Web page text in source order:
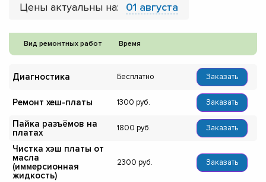
Цены актуальны на: 01 августа
Вид ремонтных работ Время
Диагностика Бесплатно Заказать
Ремонт хеш-платы 1300 Заказать
Пайка разъёмов на
платах
1800 Заказать
Чистка хэш платы от
масла
(иммерсионная
жидкость)
2300 Заказать